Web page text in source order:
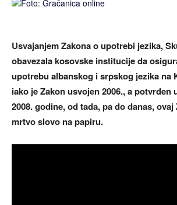
Usvajanjem Zakona o upotrebi jezika,
obavezala kosovske institucije da
upotrebu albanskog i srpskog jezika na
iako je Zakon usvojen 2006., a potvrđen
2008. godine, od tada, pa do danas,
mrtvo slovo na papiru.